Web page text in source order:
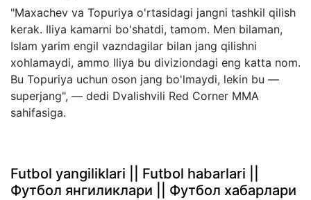
"Maxachev va Topuriya o'rtasidagi jangni tashkil qilish
kerak. Iliya kamarni bo'shatdi, tamom. Men bilaman,
Islam yarim engil vazndagilar bilan jang qilishni
xohlamaydi, ammo Iliya bu diviziondagi eng katta nom.
Bu Topuriya uchun oson jang bo'lmaydi, lekin bu —
superjang", — dedi Dvalishvili Red Corner MMA
sahifasiga.
Futbol yangiliklari || Futbol habarlari ||
Футбол янгиликлари || Футбол хабарлари